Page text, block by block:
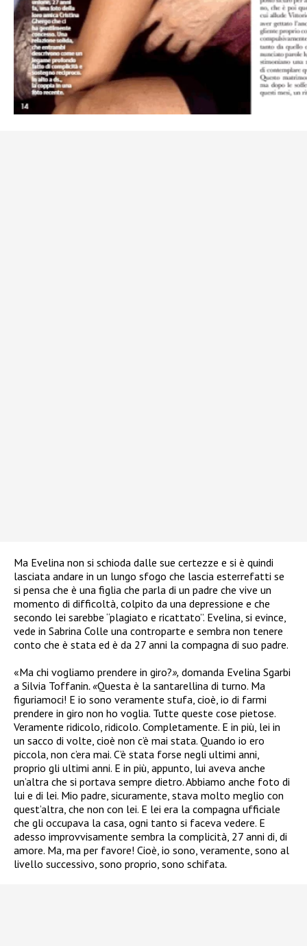
Ma Evelina non si schioda dalle sue certezze e si è quindi
lasciata andare in un lungo sfogo che lascia esterrefatti se
si pensa che è una figlia che parla di un padre che vive un
momento di difficoltà, colpito da una depressione e che
secondo lei sarebbe “plagiato e ricattato”. Evelina, si evince,
vede in Sabrina Colle una controparte e sembra non tenere
conto che è stata ed è da 27 anni la compagna di suo padre.
«Ma chi vogliamo prendere in giro?», domanda Evelina Sgarbi
a Silvia Toffanin. «Questa è la santarellina di turno. Ma
figuriamoci! E io sono veramente stufa, cioè, io di farmi
prendere in giro non ho voglia. Tutte queste cose pietose.
Veramente ridicolo, ridicolo. Completamente. E in più, lei in
un sacco di volte, cioè non c’è mai stata. Quando io ero
piccola, non c’era mai. C’è stata forse negli ultimi anni,
proprio gli ultimi anni. E in più, appunto, lui aveva anche
un’altra che si portava sempre dietro. Abbiamo anche foto di
lui e di lei. Mio padre, sicuramente, stava molto meglio con
quest’altra, che non con lei. E lei era la compagna ufficiale
che gli occupava la casa, ogni tanto si faceva vedere. E
adesso improvvisamente sembra la complicità, 27 anni di, di
amore. Ma, ma per favore! Cioè, io sono, veramente, sono al
livello successivo, sono proprio, sono schifata.